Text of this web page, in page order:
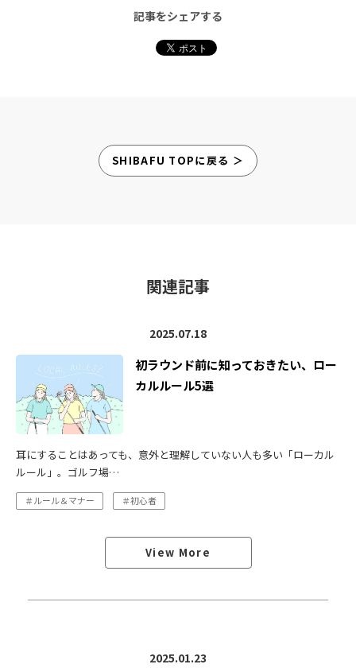
記事をシェアする
SHIBAFU TOPに戻る ＞
関連記事
2025.07.18
初ラウンド前に知っておきたい、ロー
カルルール5選
耳にすることはあっても、意外と理解していない人も多い「ローカル
ルール」。ゴルフ場…
＃ルール＆マナー ＃初心者
View More
2025.01.23